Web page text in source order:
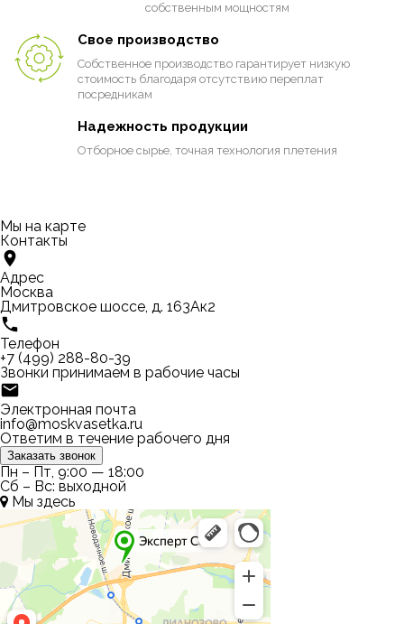
собственным мощностям
Свое производство
Собственное производство гарантирует низкую
стоимость благодаря отсутствию переплат
посредникам
Надежность продукции
Отборное сырье, точная технология плетения
Мы на карте
Контакты
Адрес
Москва
Дмитровское шоссе, д. 163Ак2
Телефон
+7 (499) 288-80-39
Звонки принимаем в рабочие часы
Электронная почта
info@moskvasetka.ru
Ответим в течение рабочего дня
Заказать звонок
Пн – Пт, 9:00 — 18:00
Сб – Вс: выходной
Мы здесь